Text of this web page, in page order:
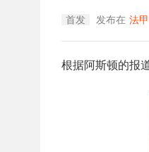
首发 发布在 法甲
根据阿斯顿的报